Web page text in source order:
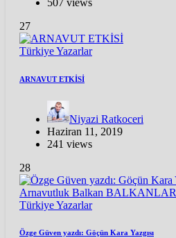
27
TürkiyeYazarlar
ARNAVUT ETKİSİ
Niyazi Ratkoceri
Haziran 11, 2019
241 views
28
Arnavutluk Balkan BALKANLAR
TürkiyeYazarlar
Özge Güven yazdı: Göçün Kara Yazgısı